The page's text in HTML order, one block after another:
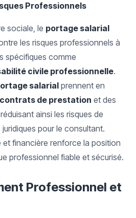
Professionnels
sociale, le portage salarial
les risques professionnels à
spécifiques comme
civile professionnelle.
salarial prennent en
contrats de prestation et des
ainsi les risques de
pour le consultant.
et financière renforce la position
professionnel fiable et sécurisé.
Professionnel et